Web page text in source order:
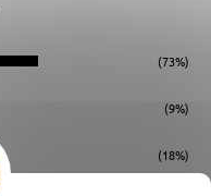
(73%)
(9%)
(18%)